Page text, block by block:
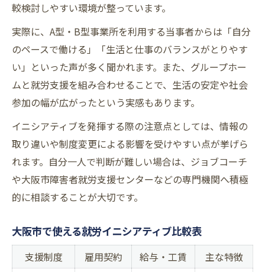
較検討しやすい環境が整っています。
実際に、A型・B型事業所を利用する当事者からは「自分
のペースで働ける」「生活と仕事のバランスがとりやす
い」といった声が多く聞かれます。また、グループホー
ムと就労支援を組み合わせることで、生活の安定や社会
参加の幅が広がったという実感もあります。
イニシアティブを発揮する際の注意点としては、情報の
取り違いや制度変更による影響を受けやすい点が挙げら
れます。自分一人で判断が難しい場合は、ジョブコーチ
や大阪市障害者就労支援センターなどの専門機関へ積極
的に相談することが大切です。
大阪市で使える就労イニシアティブ比較表
支援制度 雇用契約 給与・工賃 主な特徴